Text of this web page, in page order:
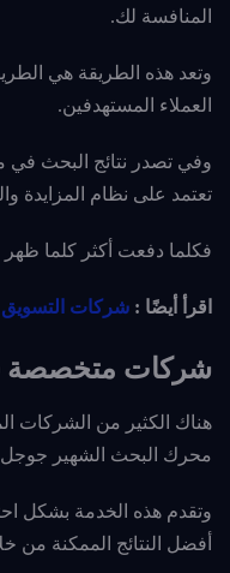
المنافسة لك.
وتعد هذه الطريقة هي
العملاء المستهدفين.
وفي تصدر نتائج البحث في
تعتمد على نظام المزايدة
فكلما دفعت أكثر كلما
اقرأ أيضًا : شركات التسويق
شركات متخصصة
هناك الكثير من الشركات
محرك البحث الشهير
وتقدم هذه الخدمة بشكل
أفضل النتائج الممكنة من